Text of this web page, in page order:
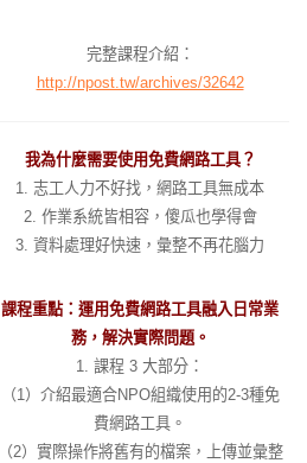
完整課程介紹：
http://npost.tw/archives/32642
我為什麼需要使用免費網路工具？
1. 志工人力不好找，網路工具無成本
2. 作業系統皆相容，傻瓜也學得會
3. 資料處理好快速，彙整不再花腦力
課程重點：運用免費網路工具融入日常業
務，解決實際問題。
1. 課程 3 大部分：
（1）介紹最適合NPO組織使用的2-3種免
費網路工具。
（2）實際操作將舊有的檔案，上傳並彙整